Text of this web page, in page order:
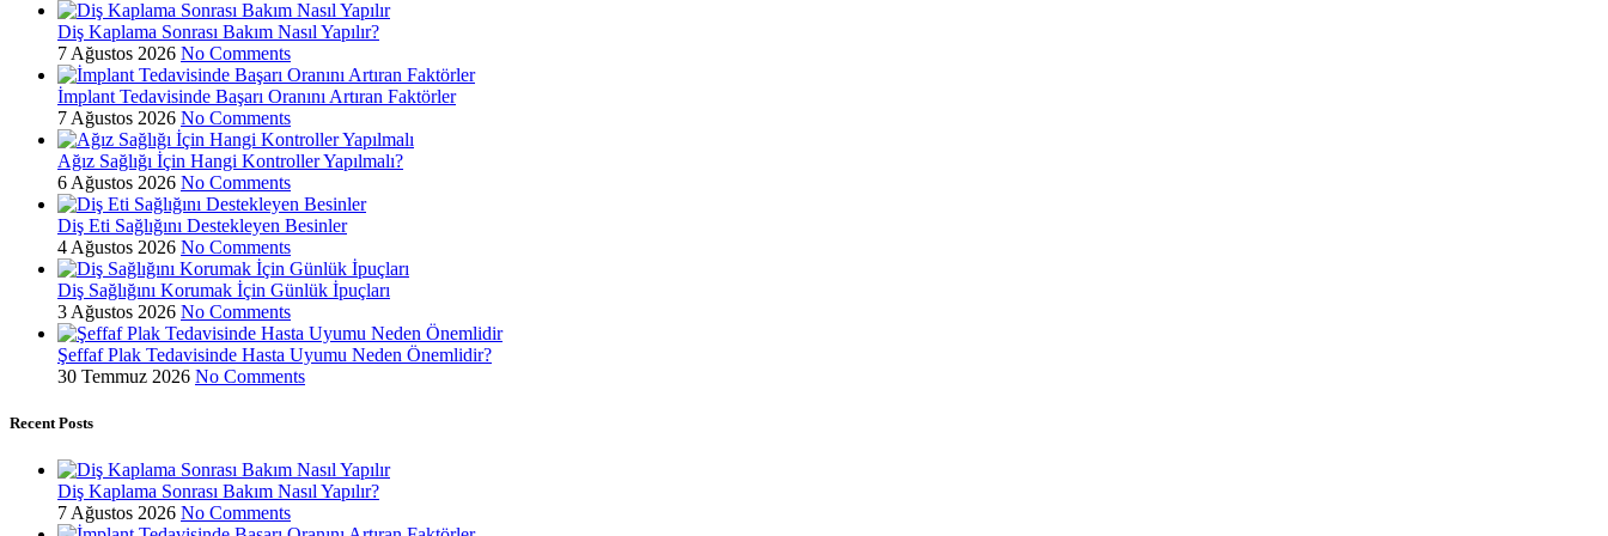
Diş Kaplama Sonrası Bakım Nasıl Yapılır?
7 Ağustos 2026 No Comments
İmplant Tedavisinde Başarı Oranını Artıran Faktörler
7 Ağustos 2026 No Comments
Ağız Sağlığı İçin Hangi Kontroller Yapılmalı?
6 Ağustos 2026 No Comments
Diş Eti Sağlığını Destekleyen Besinler
4 Ağustos 2026 No Comments
Diş Sağlığını Korumak İçin Günlük İpuçları
3 Ağustos 2026 No Comments
Şeffaf Plak Tedavisinde Hasta Uyumu Neden Önemlidir?
30 Temmuz 2026 No Comments
Recent Posts
Diş Kaplama Sonrası Bakım Nasıl Yapılır?
7 Ağustos 2026 No Comments